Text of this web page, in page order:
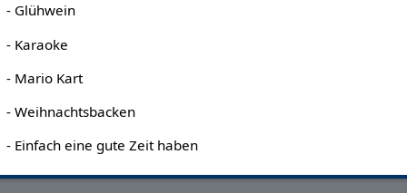
- Glühwein
- Karaoke
- Mario Kart
- Weihnachtsbacken
- Einfach eine gute Zeit haben